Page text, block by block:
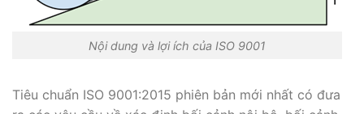
Nội dung và lợi ích của ISO 9001
Tiêu chuẩn ISO 9001:2015 phiên bản mới nhất có đưa